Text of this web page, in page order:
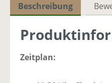
Beschreibung
Zeitplan: